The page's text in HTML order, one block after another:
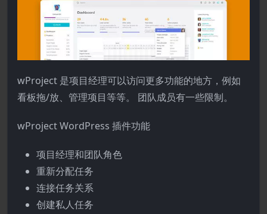
wProject 是项目经理可以访问更多功能的地方，例如
看板拖/放、管理项目等等。 团队成员有一些限制。
wProject WordPress 插件功能
项目经理和团队角色
重新分配任务
连接任务关系
创建私人任务